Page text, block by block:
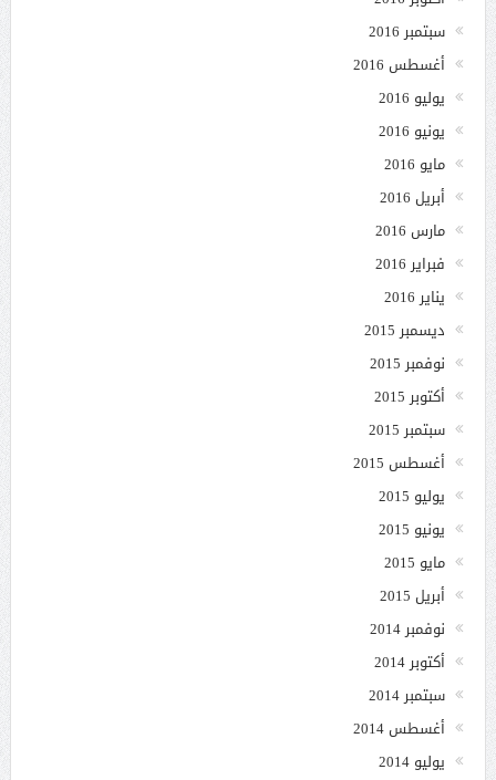
سبتمبر 2016
أغسطس 2016
يوليو 2016
يونيو 2016
مايو 2016
أبريل 2016
مارس 2016
فبراير 2016
يناير 2016
ديسمبر 2015
نوفمبر 2015
أكتوبر 2015
سبتمبر 2015
أغسطس 2015
يوليو 2015
يونيو 2015
مايو 2015
أبريل 2015
نوفمبر 2014
أكتوبر 2014
سبتمبر 2014
أغسطس 2014
يوليو 2014